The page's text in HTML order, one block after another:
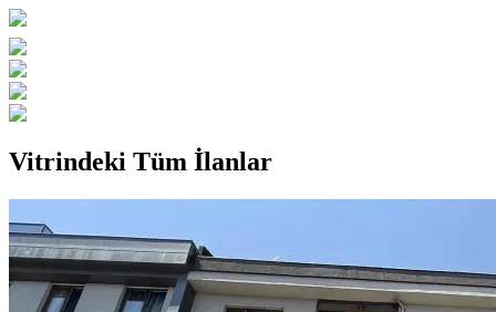
Vitrindeki Tüm İlanlar